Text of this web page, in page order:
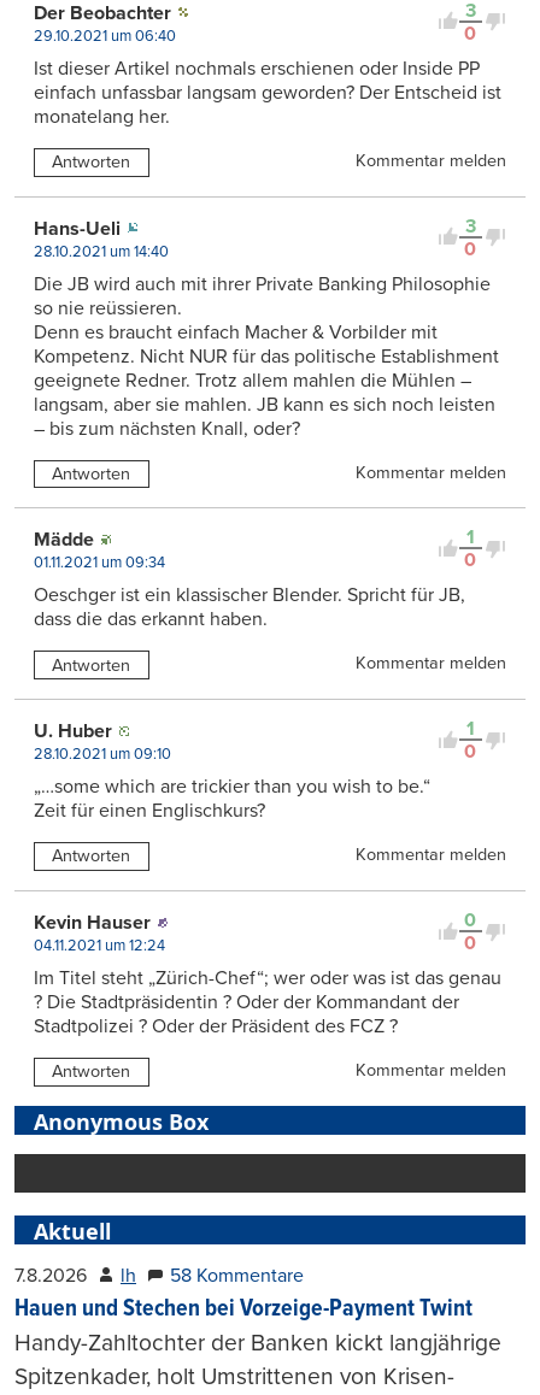
3
0
Der Beobachter
29.10.2021 um 06:40
Ist dieser Artikel nochmals erschienen oder Inside PP
einfach unfassbar langsam geworden? Der Entscheid ist
monatelang her.
Antworten Kommentar melden
3
0
Hans-Ueli
28.10.2021 um 14:40
Die JB wird auch mit ihrer Private Banking Philosophie
so nie reüssieren.
Denn es braucht einfach Macher & Vorbilder mit
Kompetenz. Nicht NUR für das politische Establishment
geeignete Redner. Trotz allem mahlen die Mühlen –
langsam, aber sie mahlen. JB kann es sich noch leisten
– bis zum nächsten Knall, oder?
Antworten Kommentar melden
1
0
Mädde
01.11.2021 um 09:34
Oeschger ist ein klassischer Blender. Spricht für JB,
dass die das erkannt haben.
Antworten Kommentar melden
1
0
U. Huber
28.10.2021 um 09:10
„…some which are trickier than you wish to be.“
Zeit für einen Englischkurs?
Antworten Kommentar melden
0
0
Kevin Hauser
04.11.2021 um 12:24
Im Titel steht „Zürich-Chef“; wer oder was ist das genau
? Die Stadtpräsidentin ? Oder der Kommandant der
Stadtpolizei ? Oder der Präsident des FCZ ?
Antworten Kommentar melden
Anonymous Box
Aktuell
7.8.2026 lh 58 Kommentare
Hauen und Stechen bei Vorzeige-Payment Twint
Handy-Zahltochter der Banken kickt langjährige
Spitzenkader, holt Umstrittenen von Krisen-